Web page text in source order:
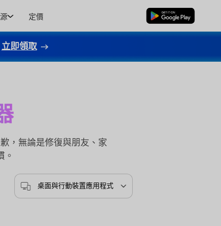
定價 免費下載
立即領取
，無論是修復與朋友、家
。
桌面與行動裝置應用程式